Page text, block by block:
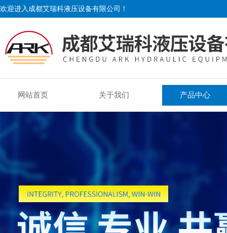
欢迎进入成都艾瑞科液压设备有限公司！
网站首页 关于我们 产品中心